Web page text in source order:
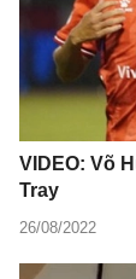
VIDEO: Võ
Tray
26/08/2022